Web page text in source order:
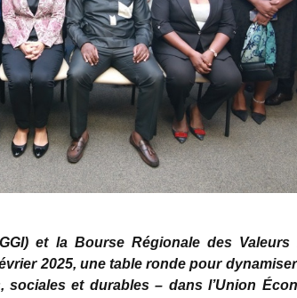
et la Bourse Régionale des Valeurs
2025, une table ronde pour
et durables – dans l’Union